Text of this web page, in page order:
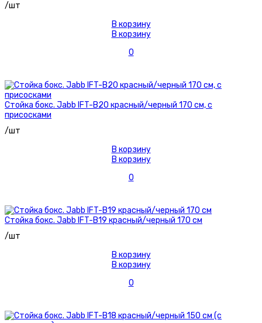
/шт
В корзину
В корзину
0
Стойка бокс. Jabb IFT-B20 красный/черный 170 см, с
присосками
/шт
В корзину
В корзину
0
Стойка бокс. Jabb IFT-B19 красный/черный 170 см
/шт
В корзину
В корзину
0